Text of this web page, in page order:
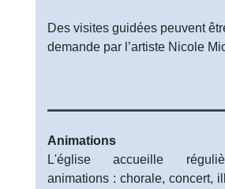
Des visites guidées peuvent
demande par l’artiste Nicole
Animations
L'église accueille
animations : chorale, concert,